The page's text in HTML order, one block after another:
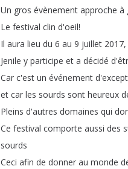
Un gros évènement approche à
Le festival clin d'oeil!
Il aura lieu du 6 au 9 juillet 2017,
Jenile y participe et a décidé
Car c'est un événement
et car les sourds sont heureux
Pleins d'autres domaines qui
Ce festival comporte aussi des
sourds
Ceci afin de donner au monde